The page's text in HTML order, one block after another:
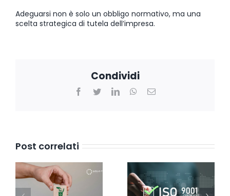
Adeguarsi non è solo un obbligo normativo, ma una
scelta strategica di tutela dell’impresa.
Condividi
Facebook
TwitterLinkedInWhatsApp
Email
Post correlati